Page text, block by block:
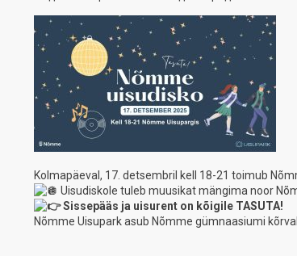
Kolmapäeval, 17. detsembril kell 18-21 toimub
Uisudiskole tuleb muusikat mängima noor
Sissepääs ja uisurent on kõigile TASUTA!
Nõmme Uisupark asub Nõmme gümnaasiumi